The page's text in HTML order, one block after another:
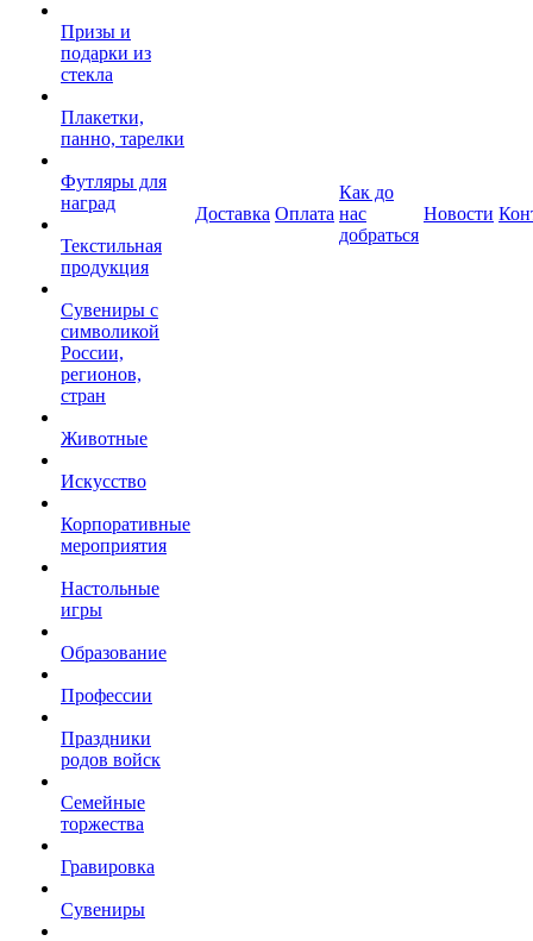
Призы и
подарки из
стекла
Плакетки,
панно, тарелки
Футляры для
наград
Текстильная
продукция
Сувениры с
символикой
России,
регионов,
стран
Животные
Искусство
Корпоративные
мероприятия
Настольные
игры
Образование
Профессии
Праздники
родов войск
Семейные
торжества
Гравировка
Сувениры
Доставка Оплата
Как до
нас
добраться
Новости